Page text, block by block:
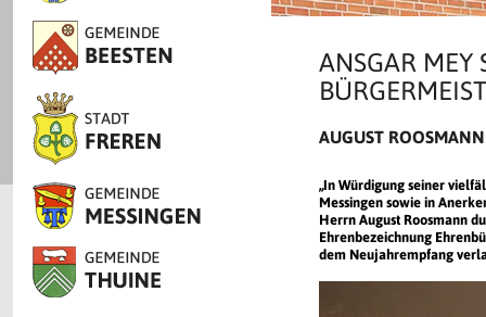
ANSGAR MEY
AUGUST
„In Würdigung seiner
Messingen sowie in
Herrn August Roosmann
Ehrenbezeichnung
dem Neujahrempfang